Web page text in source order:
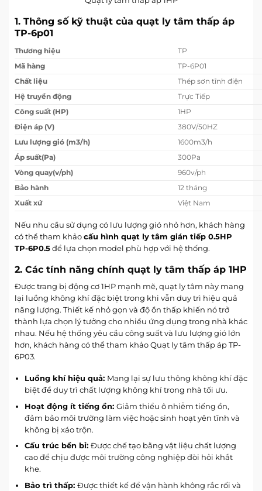
1. Thông số kỹ thuật của quạt ly tâm thấp áp
TP-6p01
Thương hiệu
TP
Mã hàng
TP-6P01
Chất liệu
Thép sơn tĩnh điện
Hệ truyền động
Trực Tiếp
Công suất (HP)
1HP
Điện áp (V)
380V/50HZ
Lưu lượng gió (m3/h)
1600m3/h
Áp suất(Pa)
300Pa
Vòng quay(v/ph)
960v/ph
Bảo hành
12 tháng
Xuất xứ
Việt Nam
Nếu nhu cầu sử dụng có lưu lượng gió nhỏ hơn, khách hàng
có thể tham khảocấu hình quạt ly tâm gián tiếp 0.5HP
TP-6P0.5để lựa chọn model phù hợp với hệ thống.
2. Các tính năng chính quạt ly tâm thấp áp 1HP
Được trang bị động cơ 1HP mạnh mẽ, quạt ly tâm này mang
lại luồng không khí đặc biệt trong khi vẫn duy trì hiệu quả
năng lượng. Thiết kế nhỏ gọn và độ ồn thấp khiến nó trở
thành lựa chọn lý tưởng cho nhiều ứng dụng trong nhà khác
nhau. Nếu hệ thống yêu cầu công suất và lưu lượng gió lớn
hơn, khách hàng có thể tham khảo Quạt ly tâm thấp áp TP-
6P03.
Luồng khí hiệu quả: Mang lại sự lưu thông không khí đặc
biệt để duy trì chất lượng không khí trong nhà tối ưu.
Hoạt động ít tiếng ồn: Giảm thiểu ô nhiễm tiếng ồn,
đảm bảo môi trường làm việc hoặc sinh hoạt yên tĩnh và
không bị xáo trộn.
Cấu trúc bền bỉ: Được chế tạo bằng vật liệu chất lượng
cao để chịu được môi trường công nghiệp đòi hỏi khắt
khe.
Bảo trì thấp: Được thiết kế để vận hành không rắc rối và